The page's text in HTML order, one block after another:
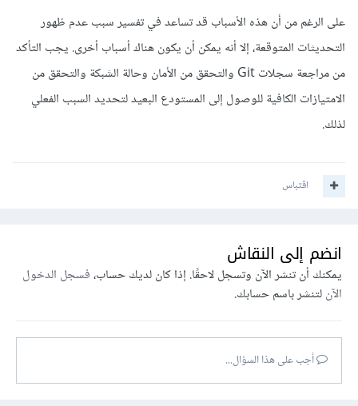
على الرغم من أن هذه الأسباب قد تساعد في تفسير سبب عدم ظهور
التحديثات المتوقعة، إلا أنه يمكن أن يكون هناك أسباب أخرى. يجب التأكد
من مراجعة سجلات Git والتحقق من الأمان وحالة الشبكة والتحقق من
الامتيازات الكافية للوصول إلى المستودع البعيد لتحديد السبب الفعلي
لذلك.
اقتباس
انضم إلى النقاش
يمكنك أن تنشر الآن وتسجل لاحقًا. إذا كان لديك حساب،فسجل الدخول
الآنلتنشر باسم حسابك.
أجب على هذا السؤال...